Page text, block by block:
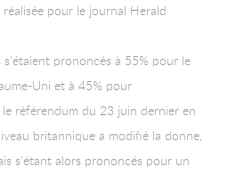
réalisée pour le journal Herald
s’étaient prononcés à 55% pour le
Uni et à 45% pour
le référendum du 23 juin dernier en
britannique a modifié la donne,
s’étant alors prononcés pour un